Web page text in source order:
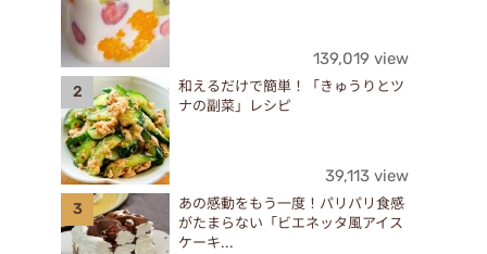
139,019 view
和えるだけで簡単！「きゅうりとツ
ナの副菜」レシピ
39,113 view
あの感動をもう一度！パリパリ食感
がたまらない「ビエネッタ風アイス
ケーキ...